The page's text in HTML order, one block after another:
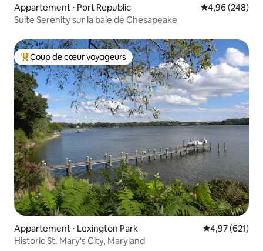
Appartement ⋅ Port Republic Évaluation
4,96 (248)
Suite Serenity sur la baie de Chesapeake
Coups de cœur voyageurs les plus appréciés
Coup de cœur voyageurs
Appartement ⋅ Lexington Park Évaluation
4,97 (621)
Historic St. Mary's City, Maryland